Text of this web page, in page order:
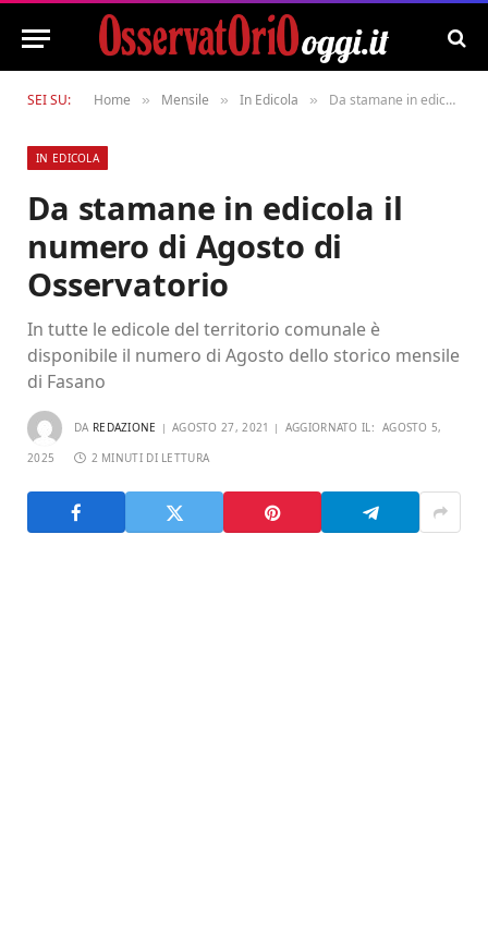
SEI SU: Home » Mensile » In Edicola » Da stamane in edicola il numero di Agosto di Osservatorio
IN EDICOLA
Da stamane in edicola il
numero di Agosto di
Osservatorio
In tutte le edicole del territorio comunale è
disponibile il numero di Agosto dello storico mensile
di Fasano
DA REDAZIONE AGOSTO 27, 2021 AGGIORNATO IL: AGOSTO 5,
2025 2 MINUTI DI LETTURA